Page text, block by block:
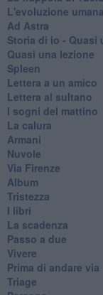
L'evoluzione umana
Ad Astra
Storia di io - Quasi
Quasi una lezione
Spleen
Lettera a un amico
Lettera al sultano
I sogni del mattino
La calura
Armani
Nuvole
Via Firenze
Album
Tristezza
I libri
La scadenza
Passo a due
Vivere
Prima di andare via
Triage